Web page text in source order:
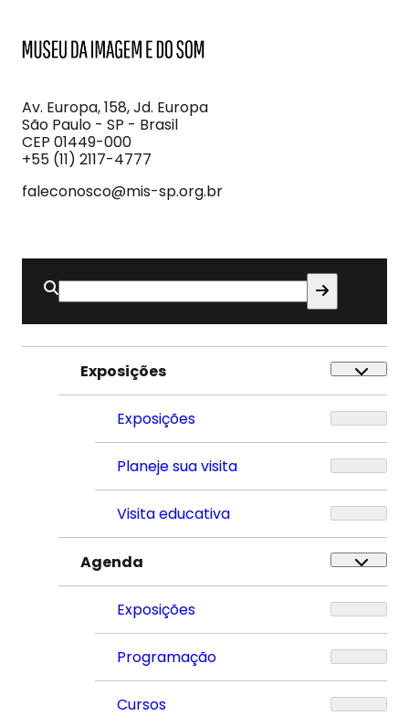
Imagem
e
do
Som
Av. Europa, 158, Jd. Europa
São Paulo - SP - Brasil
CEP 01449-000
+55 (11) 2117-4777
faleconosco@mis-sp.org.br
Buscar
por:
Exposições
Exposições
Planeje sua visita
Visita educativa
Agenda
Exposições
Programação
Cursos